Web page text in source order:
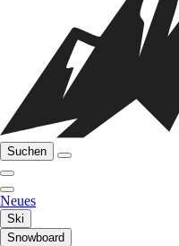
Suchen
Neues
Ski
Snowboard